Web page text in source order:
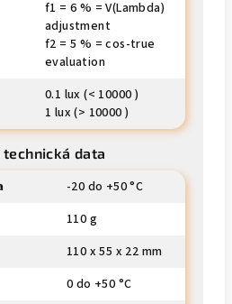
f1 = 6 % = V(Lambda)
adjustment
f2 = 5 % = cos-true
evaluation
0.1 lux (< 10000 )
1 lux (> 10000 )
data
-20 do +50 °C
110 g
110 x 55 x 22 mm
0 do +50 °C